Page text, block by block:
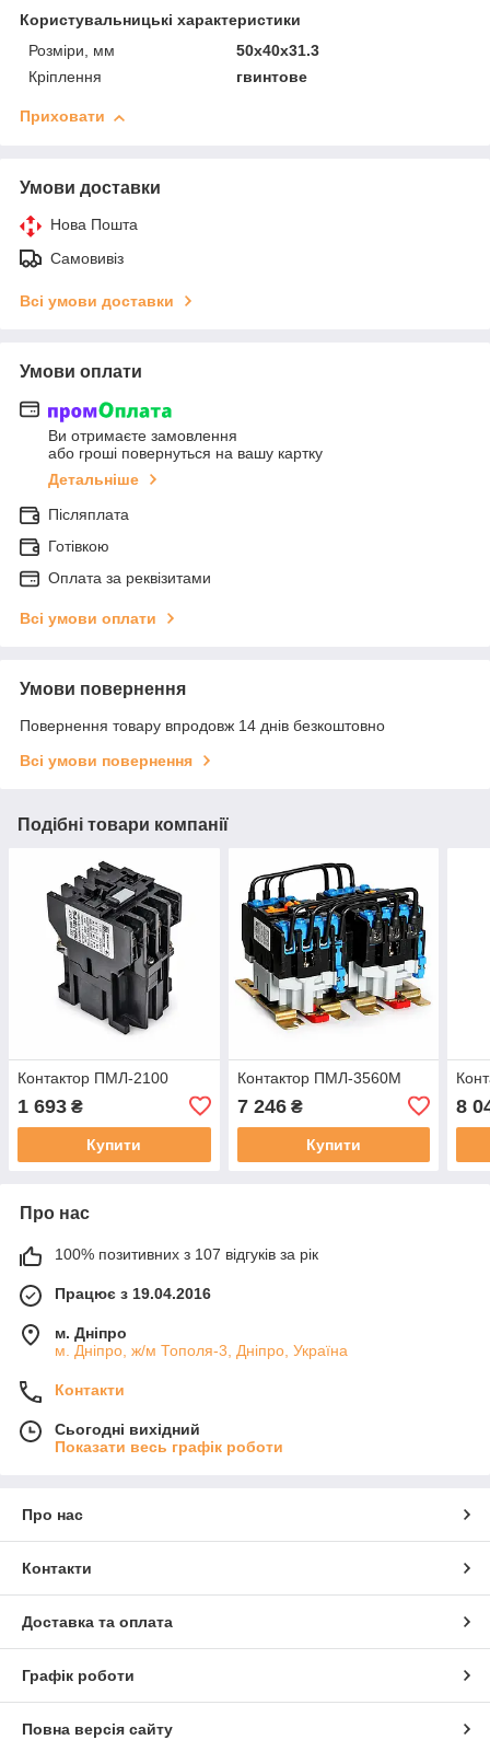
Користувальницькі характеристики
Розміри, мм
50х40х31.3
Кріплення
гвинтове
Приховати
Умови доставки
Нова Пошта
Самовивіз
Всі умови доставки
Умови оплати
Ви отримаєте замовлення
або гроші повернуться на вашу картку
Детальніше
Післяплата
Готівкою
Оплата за реквізитами
Всі умови оплати
Умови повернення
Повернення товару впродовж 14 днів безкоштовно
Всі умови повернення
Подібні товари компанії
Контактор ПМЛ-2100
1 693 ₴
Купити
Контактор ПМЛ-3560М
7 246₴
Купити
8
Про нас
100% позитивних з 107 відгуків за рік
Працює з 19.04.2016
м. Дніпро
м. Дніпро, ж/м Тополя-3, Дніпро, Україна
Контакти
Сьогодні вихідний
Показати весь графік роботи
Про нас
Контакти
Доставка та оплата
Графік роботи
Повна версія сайту